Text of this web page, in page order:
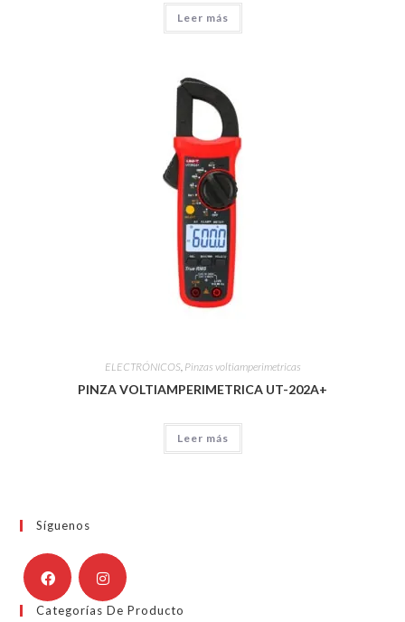
Leer más
ELECTRÓNICOS, Pinzas voltiamperimetricas
PINZA VOLTIAMPERIMETRICA UT-202A+
Leer más
Síguenos
Categorías De Producto